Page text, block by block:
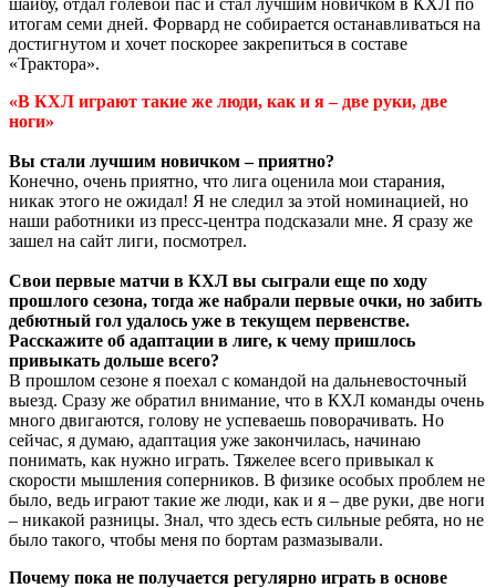
итогам семи дней. Форвард не собирается останавливаться на
достигнутом и хочет поскорее закрепиться в составе
«Трактора».
«В КХЛ играют такие же люди, как и я – две руки, две
ноги»
Вы стали лучшим новичком – приятно?
Конечно, очень приятно, что лига оценила мои старания,
никак этого не ожидал! Я не следил за этой номинацией, но
наши работники из пресс-центра подсказали мне. Я сразу же
зашел на сайт лиги, посмотрел.
Свои первые матчи в КХЛ вы сыграли еще по ходу
прошлого сезона, тогда же набрали первые очки, но забить
дебютный гол удалось уже в текущем первенстве.
Расскажите об адаптации в лиге, к чему пришлось
привыкать дольше всего?
В прошлом сезоне я поехал с командой на дальневосточный
выезд. Сразу же обратил внимание, что в КХЛ команды очень
много двигаются, голову не успеваешь поворачивать. Но
сейчас, я думаю, адаптация уже закончилась, начинаю
понимать, как нужно играть. Тяжелее всего привыкал к
скорости мышления соперников. В физике особых проблем не
было, ведь играют такие же люди, как и я – две руки, две ноги
– никакой разницы. Знал, что здесь есть сильные ребята, но не
было такого, чтобы меня по бортам размазывали.
Почему пока не получается регулярно играть в основе